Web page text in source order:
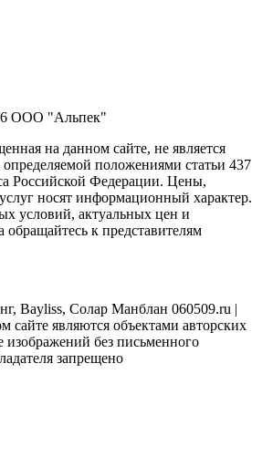
ООО "Альпек"
на данном сайте, не является
положениями статьи 437
Российской Федерации. Цены,
носят информационный характер.
условий, актуальных цен и
обращайтесь к представителям
Bayliss, Солар Манблан 060509.ru |
сайте являются объектами авторских
изображений без письменного
запрещено